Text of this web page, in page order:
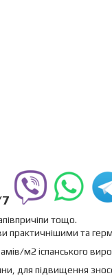
тощо.
практичнішими та
м2 іспанського
для підвищення